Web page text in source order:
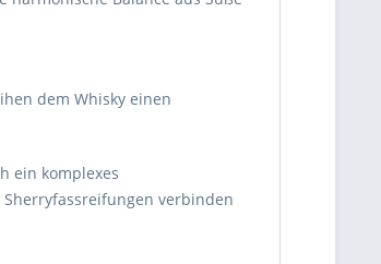
dem Whisky einen
ein komplexes
verbinden